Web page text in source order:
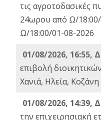
τις αγροτοδασικές
24ωρου από Ω/
Ω/18:00/01-08-2026
01/08/2026, 16:55,
επιβολή
Χανιά, Ηλεία, Κοζάνη
01/08/2026, 14:39,
την επιχειρησιακή